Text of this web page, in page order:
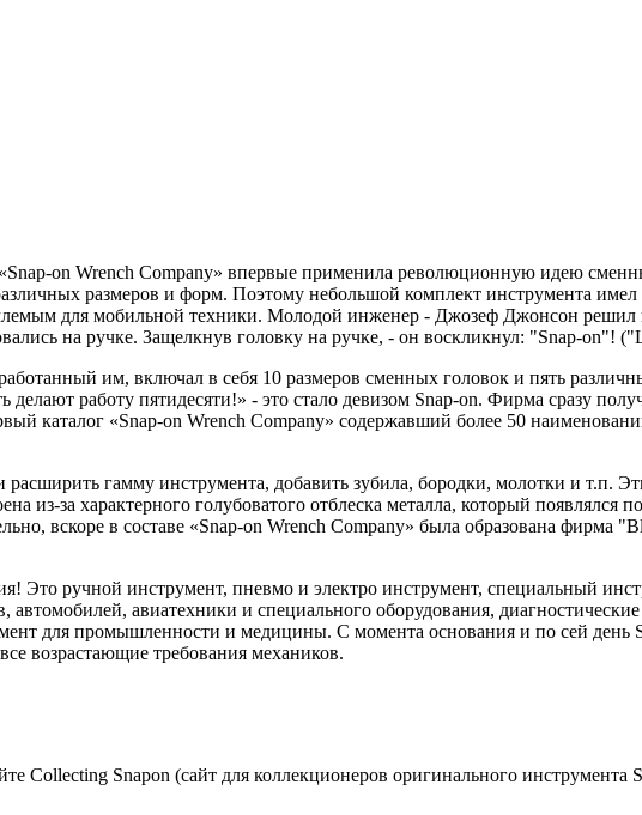
on Wrench Company» впервые применила революционную идею
размеров и форм. Поэтому небольшой комплект инструмента
для мобильной техники. Молодой инженер - Джозеф Джонсон решил
на ручке. Защелкнув головку на ручке, - он воскликнул: "Snap-on"!
им, включал в себя 10 размеров сменных головок и пять
работу пятидесяти!» - это стало девизом Snap-on. Фирма сразу
каталог «Snap-on Wrench Company» содержавший более 50
гамму инструмента, добавить зубила, бородки, молотки и т.п.
из-за характерного голубоватого отблеска металла, который появлялся
вскоре в составе «Snap-on Wrench Company» была образована фирма
Это ручной инструмент, пневмо и электро инструмент, специальный
автомобилей, авиатехники и специального оборудования,
для промышленности и медицины. С момента основания и по сей день
возрастающие требования механиков.
Collecting Snapon (сайт для коллекционеров оригинального инструмента